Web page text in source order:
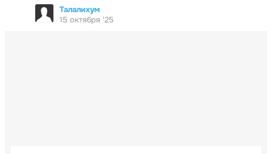
Талалихум
15 октября '25